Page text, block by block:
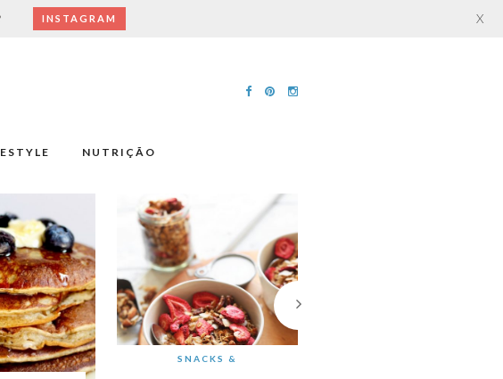
NUTRIÇÃO
SNACKS &
INSTAGRAM X